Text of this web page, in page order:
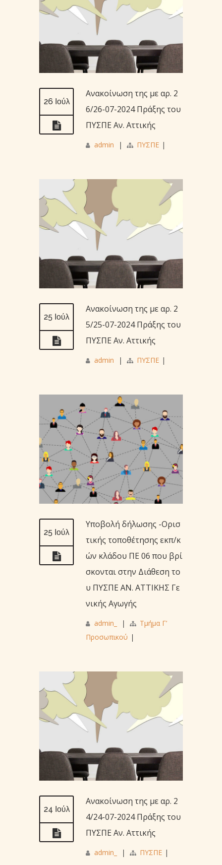
26 Ιούλ
Ανακοίνωση της με αρ. 2
6/26-07-2024 Πράξης του
ΠΥΣΠΕ Αν. Αττικής
admin | ΠΥΣΠΕ |
25 Ιούλ
Ανακοίνωση της με αρ. 2
5/25-07-2024 Πράξης του
ΠΥΣΠΕ Αν. Αττικής
admin | ΠΥΣΠΕ |
25 Ιούλ
Υποβολή δήλωσης -Ορισ
τικής τοποθέτησης εκπ/κ
ών κλάδου ΠΕ 06 που βρί
σκονται στην Διάθεση το
υ ΠΥΣΠΕ ΑΝ. ΑΤΤΙΚΗΣ Γε
νικής Αγωγής
admin_ |
Τμήμα Γ’
Προσωπικού |
24 Ιούλ
Ανακοίνωση της με αρ. 2
4/24-07-2024 Πράξης του
ΠΥΣΠΕ Αν. Αττικής
admin_ | ΠΥΣΠΕ |